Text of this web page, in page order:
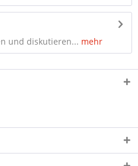
und diskutieren... mehr